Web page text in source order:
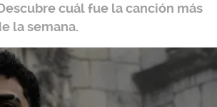
cuál fue la canción más
la semana.